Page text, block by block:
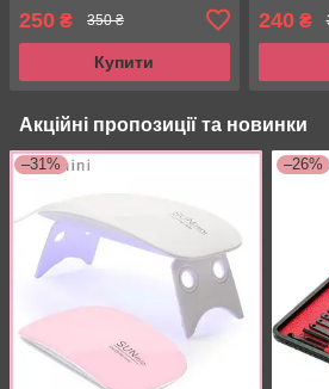
250 ₴ 350 ₴
Купити
апарат
ROTARY
240₴
Акційні пропозиції та новинки
–31% –26%